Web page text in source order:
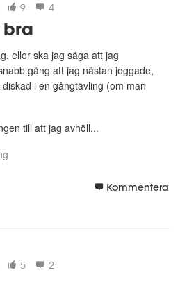
9 4
bra
eller ska jag säga att jag
gång att jag nästan joggade,
i en gångtävling (om man
till att jag avhöll...
Kommentera
5 2